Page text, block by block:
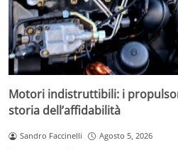
Motori indistruttibili: i
storia dell’affidabilità
Sandro Faccinelli Agosto 5, 2026